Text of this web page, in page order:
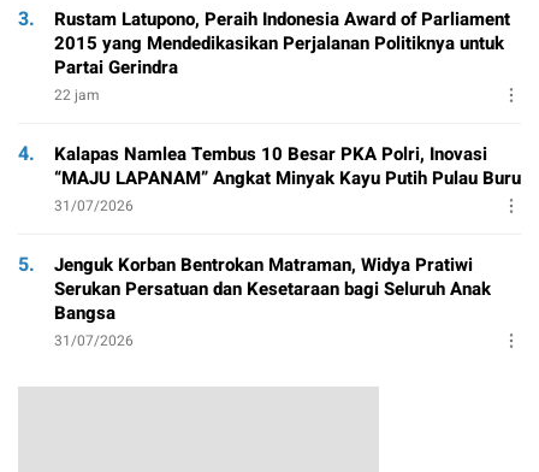
3.
Rustam Latupono, Peraih Indonesia Award of Parliament
2015 yang Mendedikasikan Perjalanan Politiknya untuk
Partai Gerindra
22 jam
4.
Kalapas Namlea Tembus 10 Besar PKA Polri, Inovasi
“MAJU LAPANAM” Angkat Minyak Kayu Putih Pulau Buru
31/07/2026
5.
Jenguk Korban Bentrokan Matraman, Widya Pratiwi
Serukan Persatuan dan Kesetaraan bagi Seluruh Anak
Bangsa
31/07/2026